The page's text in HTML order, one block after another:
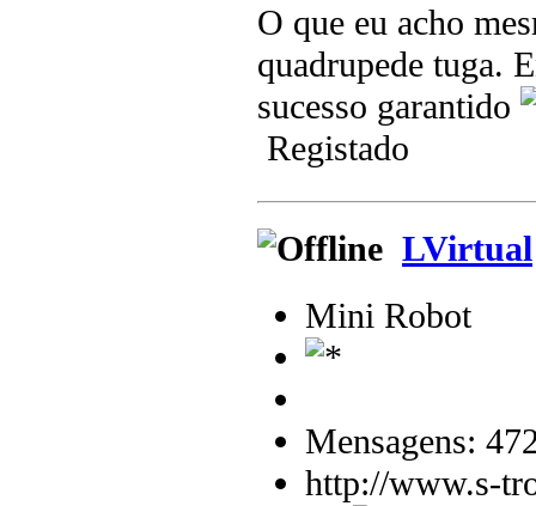
O que eu acho
quadrupede tuga.
sucesso garantido
Registado
LVirtual
Mini Robot
Mensagens:
http://www.s-